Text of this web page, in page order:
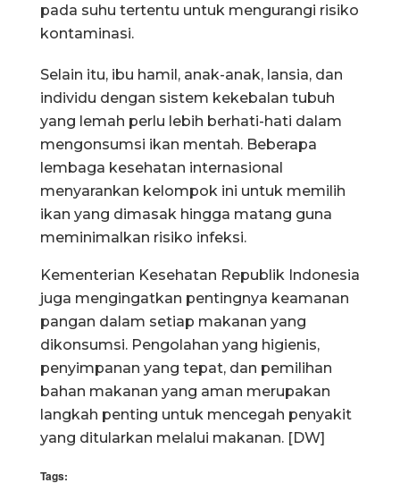
pada suhu tertentu untuk mengurangi risiko
kontaminasi.
Selain itu, ibu hamil, anak-anak, lansia, dan
individu dengan sistem kekebalan tubuh
yang lemah perlu lebih berhati-hati dalam
mengonsumsi ikan mentah. Beberapa
lembaga kesehatan internasional
menyarankan kelompok ini untuk memilih
ikan yang dimasak hingga matang guna
meminimalkan risiko infeksi.
Kementerian Kesehatan Republik Indonesia
juga mengingatkan pentingnya keamanan
pangan dalam setiap makanan yang
dikonsumsi. Pengolahan yang higienis,
penyimpanan yang tepat, dan pemilihan
bahan makanan yang aman merupakan
langkah penting untuk mencegah penyakit
yang ditularkan melalui makanan. [DW]
Tags: